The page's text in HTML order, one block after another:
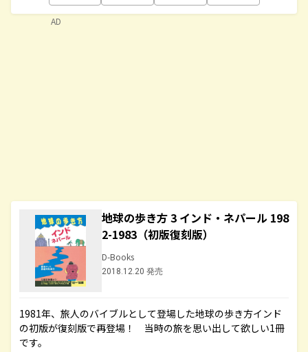
地球の歩き方 3 インド・ネパール 198
2-1983（初版復刻版）
D-Books
2018.12.20 発売
1981年、旅人のバイブルとして登場した地球の歩き方インド
の初版が復刻版で再登場！ 当時の旅を思い出して欲しい1冊
です。
AD